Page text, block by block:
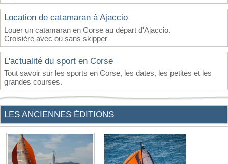
Location de catamaran à Ajaccio
Louer un catamaran en Corse au départ d'Ajaccio.
Croisière avec ou sans skipper
L'actualité du sport en Corse
Tout savoir sur les sports en Corse, les dates, les petites et les
grandes courses.
LES ANCIENNES ÉDITIONS